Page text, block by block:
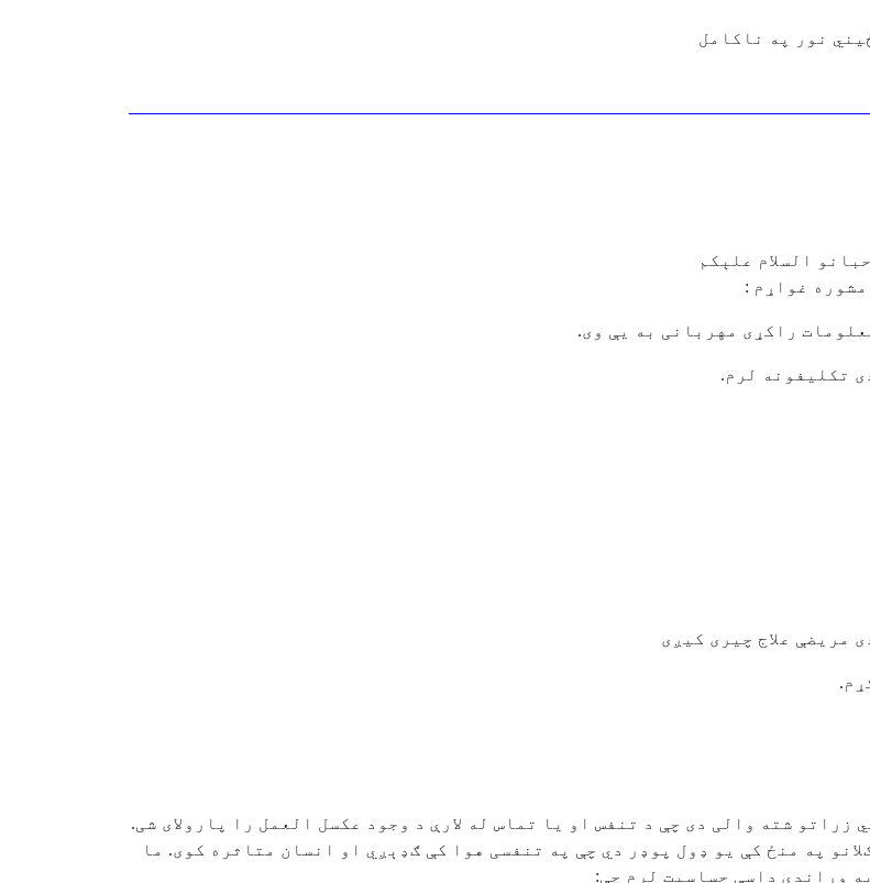
نور په ناکامل
غواړم :
راکړی مهربانی به يې وی.
تکلیفونه لرم.
مریضې علاج چیری کیږی
شته والی دی چې د تنفس او یا تماس له لارې د وجود عکسل العمل را پارولای شی.
په منځ کې یو ډول پوډر دي چې په تنفسی هوا کې ګډېږي او انسان متاثره کوی. ما
وړاندې داسې حساسیت لرم چې: